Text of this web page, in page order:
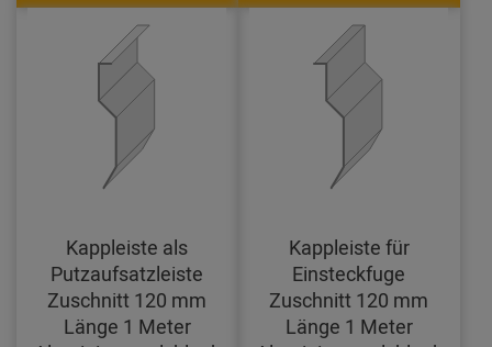
Kappleiste als
Putzaufsatzleiste
Zuschnitt 120 mm
Länge 1 Meter
Kappleiste für
Einsteckfuge
Zuschnitt 120 mm
Länge 1 Meter